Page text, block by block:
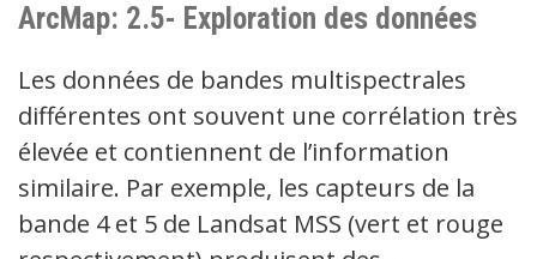
ArcMap: 2.5- Exploration des données
Les données de bandes multispectrales
différentes ont souvent une corrélation très
élevée et contiennent de l’information
similaire. Par exemple, les capteurs de la
bande 4 et 5 de Landsat MSS (vert et rouge